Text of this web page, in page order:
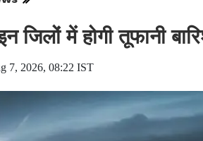
जिलों में होगी तूफानी
7, 2026, 08:22 IST